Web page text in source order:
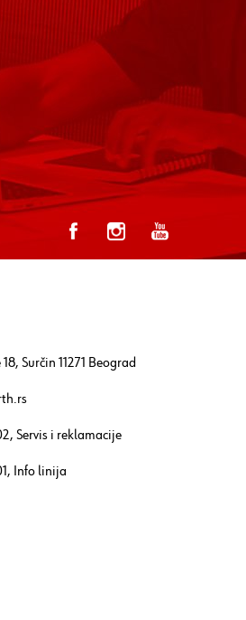
Surčin 11271 Beograd
Servis i reklamacije
Info linija